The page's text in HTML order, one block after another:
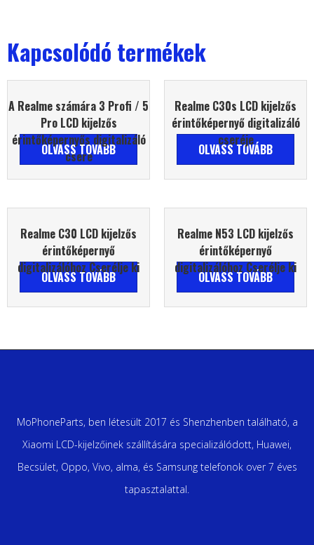
Kapcsolódó termékek
A Realme számára 3 Profi / 5
Pro LCD kijelzős
érintőképernyős digitalizáló
csere
OLVASS TOVÁBB
Realme C30s LCD kijelzős
érintőképernyő digitalizáló
cseréje
OLVASS TOVÁBB
Realme C30 LCD kijelzős
érintőképernyő
digitalizálóhoz Cserélje ki
OLVASS TOVÁBB
Realme N53 LCD kijelzős
érintőképernyő
digitalizálóhoz Cserélje ki
OLVASS TOVÁBB
MoPhoneParts, ben létesült 2017 és Shenzhenben található, a
Xiaomi LCD-kijelzőinek szállítására specializálódott, Huawei,
Becsület, Oppo, Vivo, alma, és Samsung telefonok over 7 éves
tapasztalattal.